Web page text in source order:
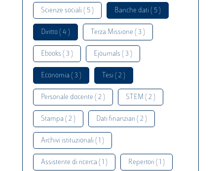
Scienze sociali ( 5 ) Banche dati ( 5 )
Diritto ( 4 ) Terza Missione ( 3 )
Ebooks ( 3 ) Ejournals ( 3 )
Economia ( 3 ) Tesi ( 2 )
Personale docente ( 2 ) STEM ( 2 )
Stampa ( 2 ) Dati finanziari ( 2 )
Archivi istituzionali ( 1 )
Assistente di ricerca ( 1 ) Repertori ( 1 )